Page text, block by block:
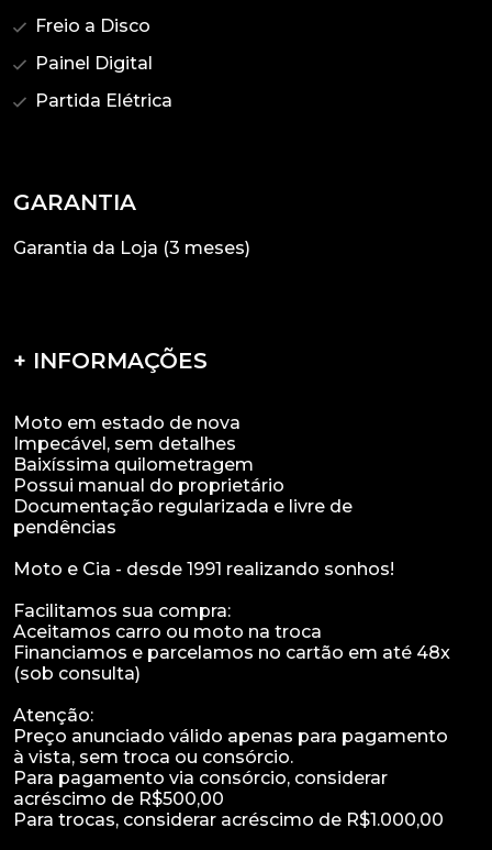
Freio a Disco
Painel Digital
Partida Elétrica
GARANTIA
Garantia da Loja (3 meses)
+ INFORMAÇÕES
Moto em estado de nova
Impecável, sem detalhes
Baixíssima quilometragem
Possui manual do proprietário
Documentação regularizada e livre de
pendências
Moto e Cia - desde 1991 realizando sonhos!
Facilitamos sua compra:
Aceitamos carro ou moto na troca
Financiamos e parcelamos no cartão em até 48x
(sob consulta)
Atenção:
Preço anunciado válido apenas para pagamento
à vista, sem troca ou consórcio.
Para pagamento via consórcio, considerar
acréscimo de R$500,00
Para trocas, considerar acréscimo de R$1.000,00